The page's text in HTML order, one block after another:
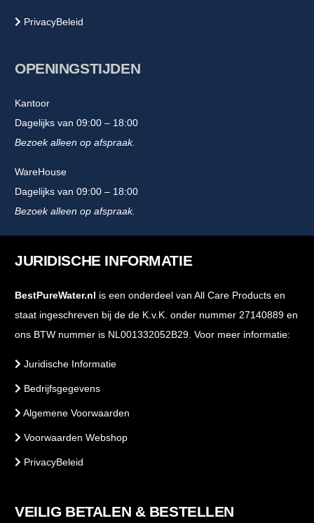
PrivacyBeleid
OPENINGSTIJDEN
Kantoor
Dagelijks van 09:00 – 18:00
Bezoek alleen op afspraak.
WareHouse
Dagelijks van 09:00 – 18:00
Bezoek alleen op afspraak.
JURIDISCHE INFORMATIE
BestPureWater.nl is een onderdeel van All Care Products en
staat ingeschreven bij de de K.v.K. onder nummer 27140889 en
ons BTW nummer is NL001332052B29. Voor meer informatie:
Juridische Informatie
Bedrijfsgegevens
Algemene Voorwaarden
Voorwaarden Webshop
PrivacyBeleid
VEILIG BETALEN & BESTELLEN